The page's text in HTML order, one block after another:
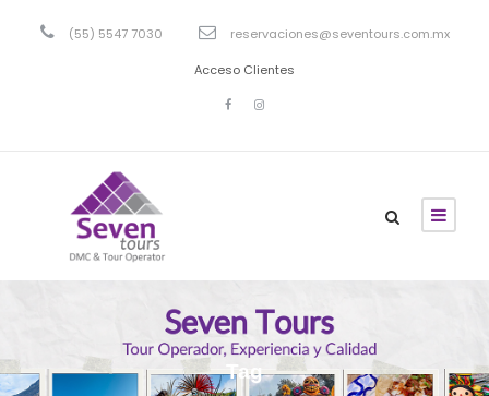
(55) 5547 7030 reservaciones@seventours.com.mx
Acceso Clientes
Tag